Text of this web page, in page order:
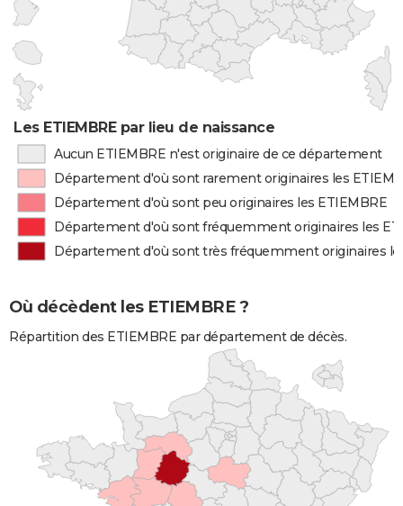
Les ETIEMBRE par lieu de naissance
Aucun ETIEMBRE n'est originaire de ce département
Département d'où sont rarement originaires les
Département d'où sont peu originaires les ETIEMBRE
Département d'où sont fréquemment originaires les
Département d'où sont très fréquemment originaires
Où décèdent les ETIEMBRE ?
Répartition des ETIEMBRE par département de décès.